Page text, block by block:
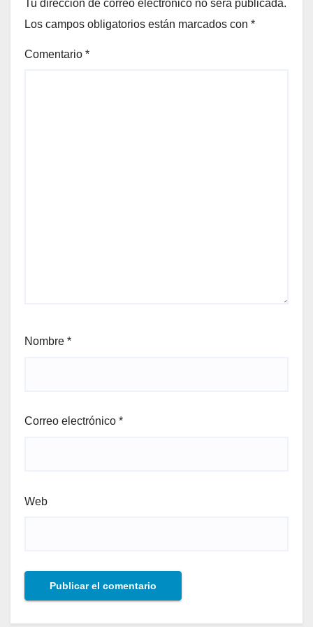
Tu dirección de correo electrónico no será publicada.
Los campos obligatorios están marcados con *
Comentario *
Nombre *
Correo electrónico *
Web